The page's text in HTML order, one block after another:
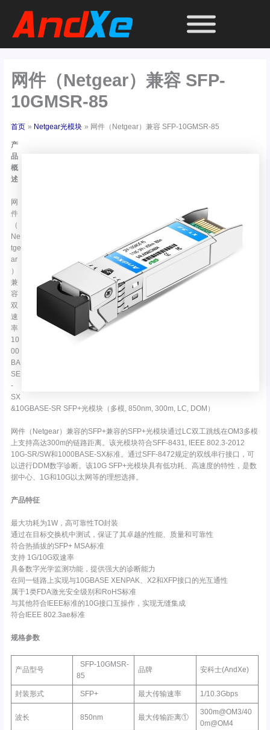
网件（Netgear）兼容 SFP-
10GMSR-85
首页 Netgear光模块 网件（Netgear）兼容 SFP-10GMSR-85
产
品
概
述
网
件
（
Ne
tge
ar
）
兼
容
双
速
率
10
00
BA
SE
-
SX
&10GBASE-SR SFP+光模块（多模, 850nm, 300m, LC, DOM）
网件（Netgear）兼容的SFP+兼容的SFP+光模块通过LC双工跳线在OM3多模
上支持高达300m的链路距离。该光模块符合SFF-8431, IEEE 802.3-2012
10G-SR/SW和1000BASE-SX标准。通过SFF-8472规定的双线串行接口，可
以进行DDM数字诊断。该10G SFP+光模块具有低功耗、高速度的特性，是数
据中心、1G和10G以太网等的理想选择。
产品特征
最大功耗为1W，高可靠性TO封装
通过在目标交换机中测试，保证了其卓越的性能、质量和可靠性
符合热插拔的SFP+ MSA标准
支持 1G/10G双速率
具备数字光学监测功能，提供强大的诊断能力
在同一链路上实现与10GBASE XENPAK、X2和XFP接口的光互通性
属于1类FDA激光安全级别和RoHS标准
与其他符合IEEE标准的10G接口互操作，实现无缝集成
符合IEEE 802.3ae标准
规格参数
产品型号
SFP-10GMSR-
85
品牌 安科士(AndXe)
封装形式 SFP+ 最大传输速率 1/10.3Gbps
波长 850nm 最大传输距离①
300m@OM3/40
0m@OM4